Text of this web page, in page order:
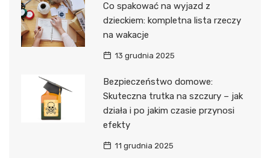
Co spakować na wyjazd z
dzieckiem: kompletna lista rzeczy
na wakacje
13 grudnia 2025
Bezpieczeństwo domowe:
Skuteczna trutka na szczury – jak
działa i po jakim czasie przynosi
efekty
11 grudnia 2025